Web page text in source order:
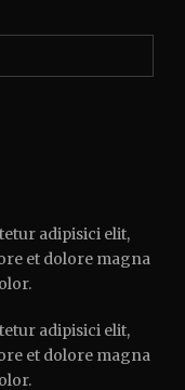
adipisici elit,
et dolore magna
adipisici elit,
et dolore magna